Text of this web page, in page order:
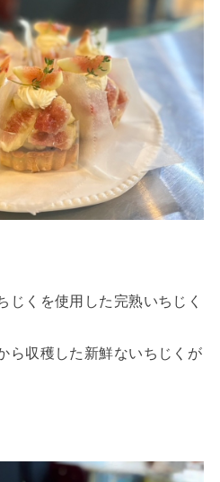
じくを使用した完熟いちじく
ら収穫した新鮮ないちじくが